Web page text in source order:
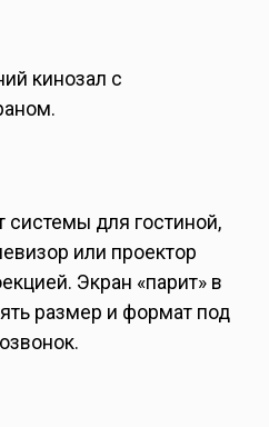
кинозал с
системы для гостиной,
или проектор
Экран «парит» в
размер и формат под